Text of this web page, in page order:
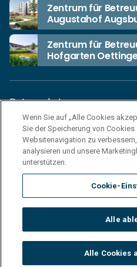
Zentrum für
Augustahof
Zentrum für
Hofgarten
© 2026 Korian Deutschland
Datenschutz
Unsere Netiquette
Einkaufsbedingungen
Haftungsausschluss
Impressum
Cookies
Wenn Sie auf „Alle Cookies
Sie der Speicherung von
Websitenavigation zu
analysieren und unsere
unterstützen.
Cookie-
Alle
Alle Cookies